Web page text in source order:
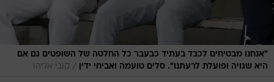
"אנחנו מבטיחים לכבד בעתיד כבעבר כל החלטה של השופטים גם אם
היא שגויה ופועלת לרעתנו". סלים טועמה ואביחי ידין
/ קובי אליהו